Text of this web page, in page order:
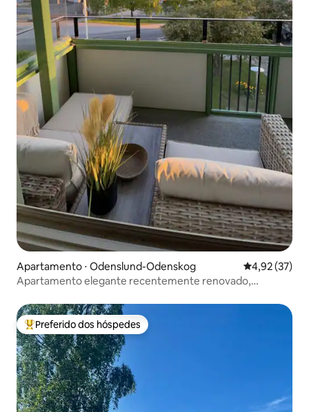
Apartamento ⋅ Odenslund-Odenskog 4,92 de uma
4,92 (37)
Apartamento elegante recentemente renovado,
Entre os melhores preferidos dos hóspedes
Preferido dos hóspedes